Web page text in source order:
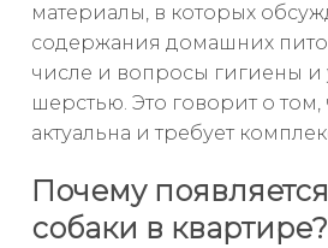
материалы, в которых
содержания домашних
числе и вопросы гигиены и
шерстью. Это говорит о том,
актуальна и требует
Почему
собаки в квартире?